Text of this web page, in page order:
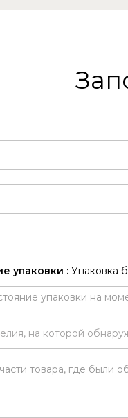
упаковки : Упаковка
упаковки на
товара, где были